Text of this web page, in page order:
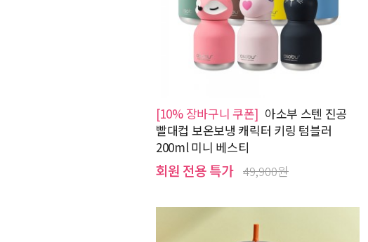
[10% 장바구니 쿠폰] 아소부 스텐 진공
빨대컵 보온보냉 캐릭터 키링 텀블러
200ml 미니 베스티
회원 전용 특가 49,900원